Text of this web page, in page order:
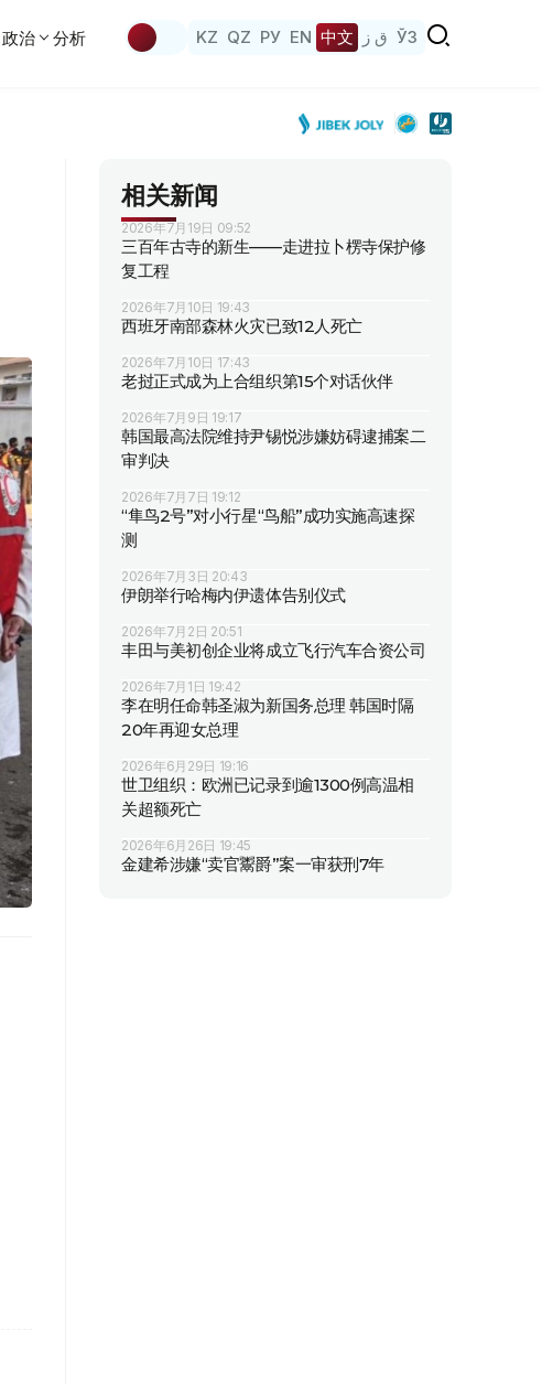
政治 分析 KZ QZ РУ EN 中文 ق ز ЎЗ
相关新闻
2026年7月19日 09:52
三百年古寺的新生——走进拉卜楞寺保护修
复工程
2026年7月10日 19:43
西班牙南部森林火灾已致12人死亡
2026年7月10日 17:43
老挝正式成为上合组织第15个对话伙伴
2026年7月9日 19:17
韩国最高法院维持尹锡悦涉嫌妨碍逮捕案二
审判决
2026年7月7日 19:12
“隼鸟2号”对小行星“鸟船”成功实施高速探
测
2026年7月3日 20:43
伊朗举行哈梅内伊遗体告别仪式
2026年7月2日 20:51
丰田与美初创企业将成立飞行汽车合资公司
2026年7月1日 19:42
李在明任命韩圣淑为新国务总理 韩国时隔
20年再迎女总理
2026年6月29日 19:16
世卫组织：欧洲已记录到逾1300例高温相
关超额死亡
2026年6月26日 19:45
金建希涉嫌“卖官鬻爵”案一审获刑7年